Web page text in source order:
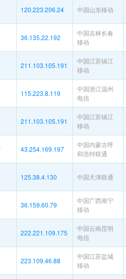
120.223.206.24 中国山东移动
36.135.22.192
中国吉林长春
移动
211.103.105.191
中国江苏镇江
移动
115.223.8.119
中国浙江温州
电信
211.103.105.191
中国江苏镇江
移动
43.254.169.197
中国内蒙古呼
和浩特联通
125.38.4.130 中国天津联通
36.159.60.79
中国广西南宁
移动
222.221.109.175
中国云南昆明
电信
223.109.46.88
中国江苏盐城
移动